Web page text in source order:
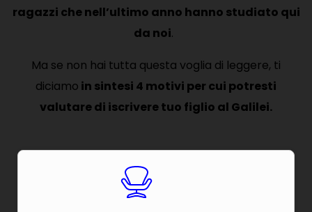
ragazzi che nell’ultimo anno hanno studiato qui
da noi.
Ma se non hai tutta questa voglia di leggere, ti
diciamo in sintesi 4 motivi per cui potresti
valutare di iscrivere tuo figlio al Galilei.